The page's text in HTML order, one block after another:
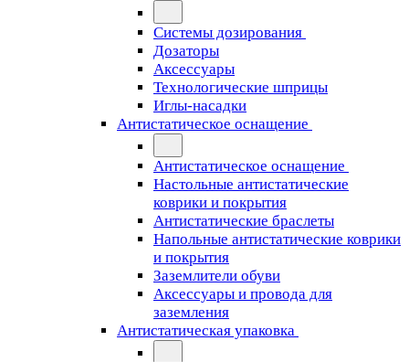
Системы дозирования
Дозаторы
Аксессуары
Технологические шприцы
Иглы-насадки
Антистатическое оснащение
Антистатическое оснащение
Настольные антистатические
коврики и покрытия
Антистатические браслеты
Напольные антистатические коврики
и покрытия
Заземлители обуви
Аксессуары и провода для
заземления
Антистатическая упаковка